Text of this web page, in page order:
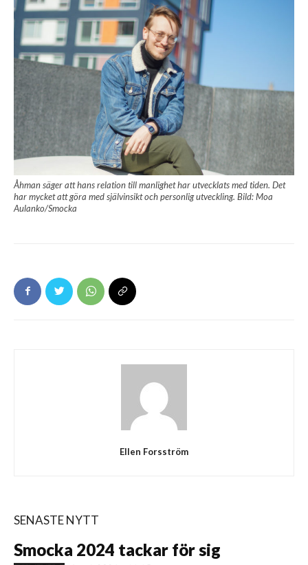
Åhman säger att hans relation till manlighet har utvecklats med tiden. Det
har mycket att göra med självinsikt och personlig utveckling. Bild: Moa
Aulanko/Smocka
Ellen Forsström
SENASTE NYTT
Smocka 2024 tackar för sig